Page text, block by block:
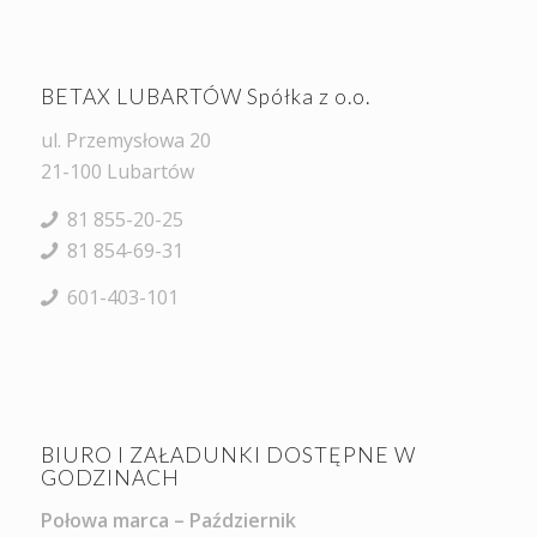
BETAX LUBARTÓW Spółka z o.o.
ul. Przemysłowa 20
21-100 Lubartów
81 855-20-25
81 854-69-31
601-403-101
BIURO I ZAŁADUNKI DOSTĘPNE W
GODZINACH
Połowa marca – Październik